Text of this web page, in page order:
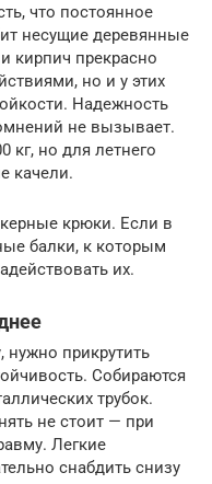
что постоянное
несущие деревянные
кирпич прекрасно
но и у этих
Надежность
не вызывает.
кг, но для летнего
качели.
крюки. Если в
балки, к которым
их.
прикрутить
Собираются
трубок.
не стоит — при
Легкие
снабдить снизу